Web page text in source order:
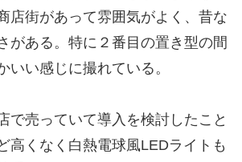
店街があって雰囲気がよく、昔な
がある。特に２番目の置き型の間
いい感じに撮れている。
で売っていて導入を検討したこと
高くなく白熱電球風LEDライトも